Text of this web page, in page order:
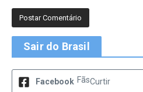
Sair do Brasil
Facebook FãsCurtir